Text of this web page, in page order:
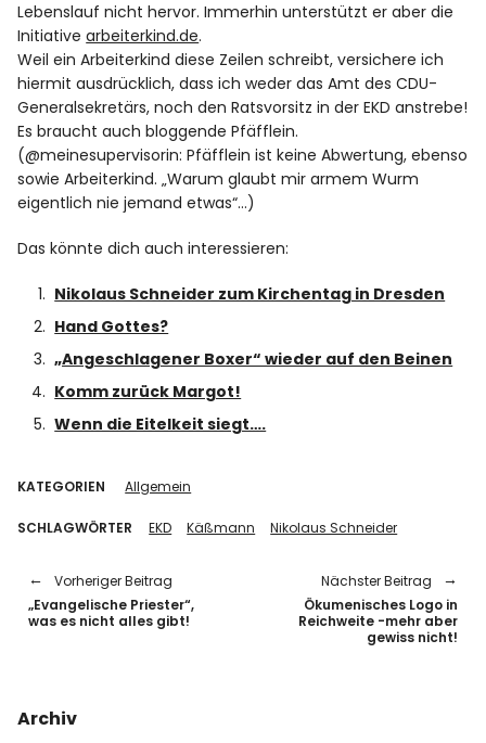
Lebenslauf nicht hervor. Immerhin unterstützt er aber die
Initiativearbeiterkind.de.
Weil ein Arbeiterkind diese Zeilen schreibt, versichere ich
hiermit ausdrücklich, dass ich weder das Amt des CDU-
Generalsekretärs, noch den Ratsvorsitz in der EKD anstrebe!
Es braucht auch bloggende Pfäfflein.
(@meinesupervisorin: Pfäfflein ist keine Abwertung, ebenso
sowie Arbeiterkind. „Warum glaubt mir armem Wurm
eigentlich nie jemand etwas“…)
Das könnte dich auch interessieren:
Nikolaus Schneider zum Kirchentag in Dresden
Hand Gottes?
„Angeschlagener Boxer“ wieder auf den Beinen
Komm zurück Margot!
Wenn die Eitelkeit siegt….
KATEGORIEN Allgemein
SCHLAGWÖRTER EKD Käßmann Nikolaus Schneider
Vorheriger Beitrag
„Evangelische Priester“,
was es nicht alles gibt!
Nächster Beitrag
Ökumenisches Logo in
Reichweite -mehr aber
gewiss nicht!
Archiv